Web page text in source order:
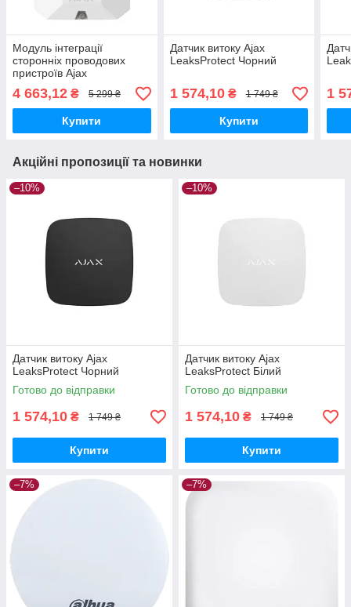
Модуль інтеграції
сторонніх проводових
пристроїв Ajax
MultiTransmitter білий
4 663,12 ₴ 5 299 ₴
Купити
Датчик витоку Ajax
LeaksProtect Чорний
1 574,10₴ 1 749 ₴
Купити
1
Акційні пропозиції та новинки
–10%
Датчик витоку Ajax
LeaksProtect Чорний
Готово до відправки
1 574,10 ₴ 1 749 ₴
Купити
–10%
Датчик витоку Ajax
LeaksProtect Білий
Готово до відправки
1 574,10 ₴ 1 749 ₴
Купити
–7% –7%